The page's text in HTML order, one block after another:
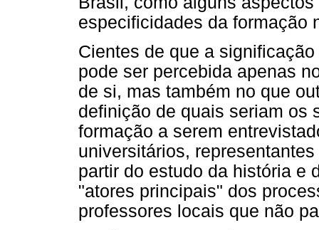
especificidades da formação
Cientes de que a
pode ser percebida apenas
de si, mas também no que
definição de quais seriam os
formação a serem
universitários,
partir do estudo da história e
"atores principais" dos
professores locais que não